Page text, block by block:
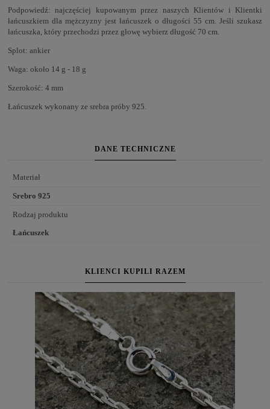
Podpowiedź: najczęściej kupowanym przez naszych Klientów i Klientki
łańcuszkiem dla mężczyzny jest łańcuszek o długości 55 cm. Jeśli szukasz
łańcuszka, który przechodzi przez głowę wybierz długość 70 cm.
Splot: ankier
Waga: około 14 g - 18 g
Szerokość: 4 mm
Łańcuszek wykonany ze srebra próby 925.
DANE TECHNICZNE
Materiał
Srebro 925
Rodzaj produktu
Łańcuszek
KLIENCI KUPILI RAZEM